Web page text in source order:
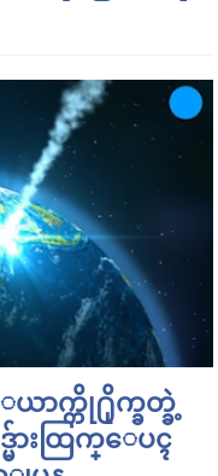
ယာက္ကို႐ိုက္ခတ္ခဲ့
ားထြက္ေပၚ